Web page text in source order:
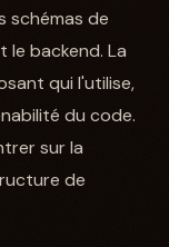
schémas de
backend. La
qui l'utilise,
du code.
sur la
de